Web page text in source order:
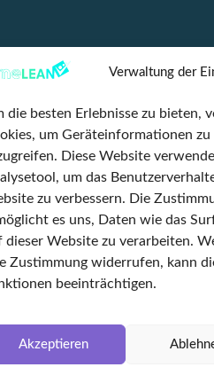
Verwaltung der
die besten Erlebnisse zu bieten,
um Geräteinformationen
Diese Website
um das
zu verbessern. Die
es uns, Daten wie das
dieser Website zu verarbeiten.
Zustimmung widerrufen, kann
beeinträchtigen.
Akzeptieren
LinkedIn
Facebook